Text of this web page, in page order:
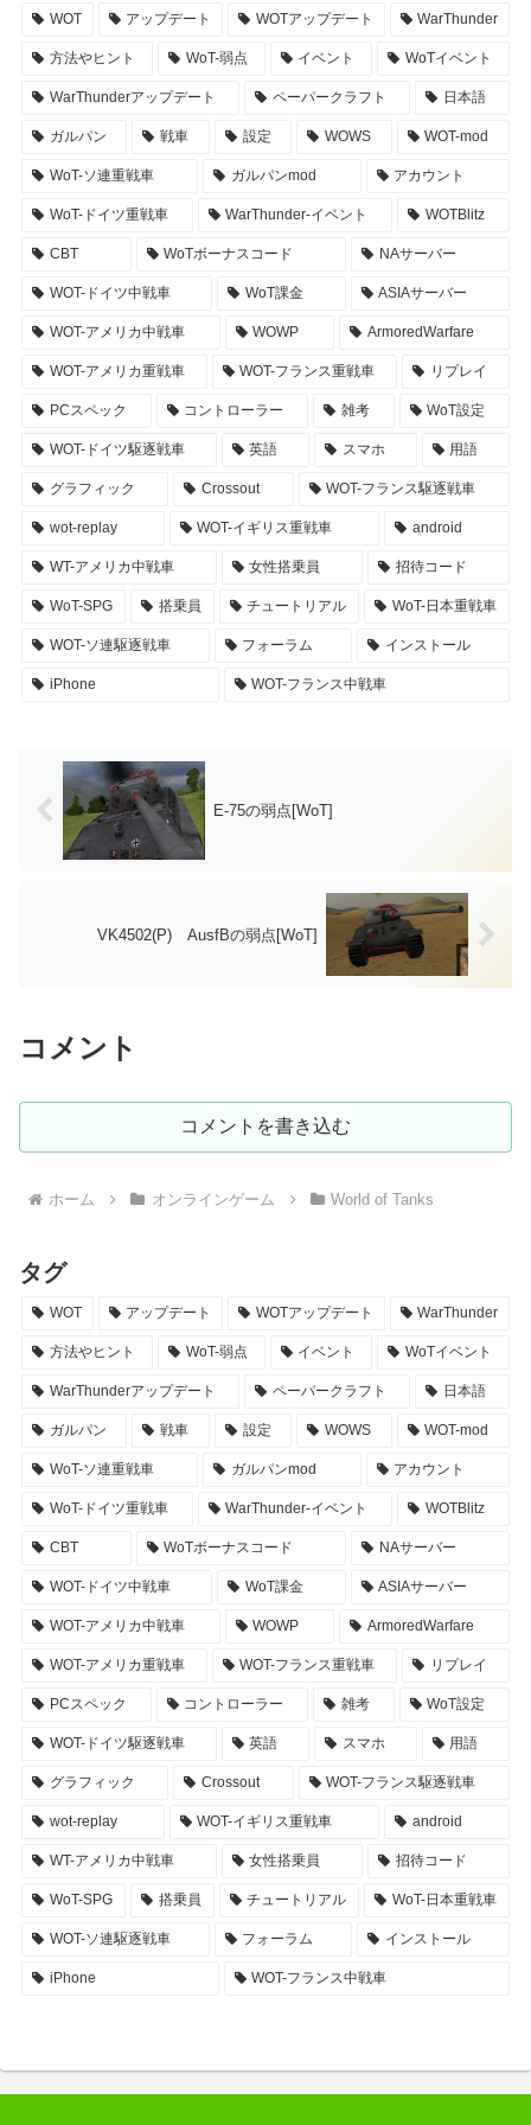
WOT アップデート WOTアップデート WarThunder
方法やヒント WoT-弱点 イベント WoTイベント
WarThunderアップデート ペーパークラフト 日本語
ガルパン 戦車 設定 WOWS WOT-mod
WoT-ソ連重戦車 ガルパンmod アカウント
WoT-ドイツ重戦車 WarThunder-イベント WOTBlitz
CBT WoTボーナスコード NAサーバー
WOT-ドイツ中戦車 WoT課金 ASIAサーバー
WOT-アメリカ中戦車 WOWP ArmoredWarfare
WOT-アメリカ重戦車 WOT-フランス重戦車 リプレイ
PCスペック コントローラー 雑考 WoT設定
WOT-ドイツ駆逐戦車 英語 スマホ 用語
グラフィック Crossout WOT-フランス駆逐戦車
wot-replay WOT-イギリス重戦車 android
WT-アメリカ中戦車 女性搭乗員 招待コード
WoT-SPG 搭乗員 チュートリアル WoT-日本重戦車
WOT-ソ連駆逐戦車 フォーラム インストール
iPhone WOT-フランス中戦車
E-75の弱点[WoT]
VK4502(P) AusfBの弱点[WoT]
コメント
コメントを書き込む
ホーム オンラインゲーム World of Tanks
タグ
WOT アップデート WOTアップデート WarThunder
方法やヒント WoT-弱点 イベント WoTイベント
WarThunderアップデート ペーパークラフト 日本語
ガルパン 戦車 設定 WOWS WOT-mod
WoT-ソ連重戦車 ガルパンmod アカウント
WoT-ドイツ重戦車 WarThunder-イベント WOTBlitz
CBT WoTボーナスコード NAサーバー
WOT-ドイツ中戦車 WoT課金 ASIAサーバー
WOT-アメリカ中戦車 WOWP ArmoredWarfare
WOT-アメリカ重戦車 WOT-フランス重戦車 リプレイ
PCスペック コントローラー 雑考 WoT設定
WOT-ドイツ駆逐戦車 英語 スマホ 用語
グラフィック Crossout WOT-フランス駆逐戦車
wot-replay WOT-イギリス重戦車 android
WT-アメリカ中戦車 女性搭乗員 招待コード
WoT-SPG 搭乗員 チュートリアル WoT-日本重戦車
WOT-ソ連駆逐戦車 フォーラム インストール
iPhone WOT-フランス中戦車